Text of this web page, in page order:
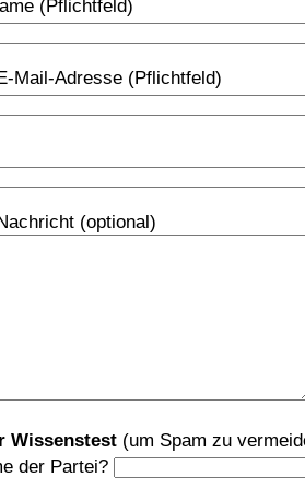
(Pflichtfeld)
Mail-Adresse (Pflichtfeld)
(optional)
Wissenstest (um Spam zu
der Partei?